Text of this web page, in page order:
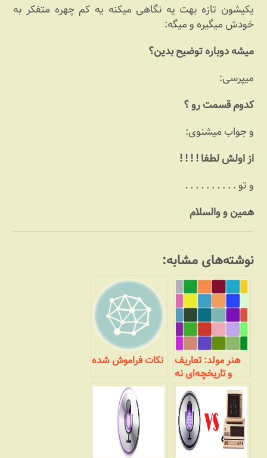
یکیشون تازه بهت یه نگاهی میکنه یه کم چهره متفکر به
خودش میگیره و میگه:
میشه دوباره توضیح بدین؟
میپرسی:
کدوم قسمت رو ؟
و جواب میشنوی:
از اولش لطفا ! ! ! !‌
و تو . . . . . . . . . .
همین و والسلام
نوشته‌های مشابه:
هنر مولد: تعاریف
و تاریخچه‌ای نه
چندان مختصر
نکات فراموش شده